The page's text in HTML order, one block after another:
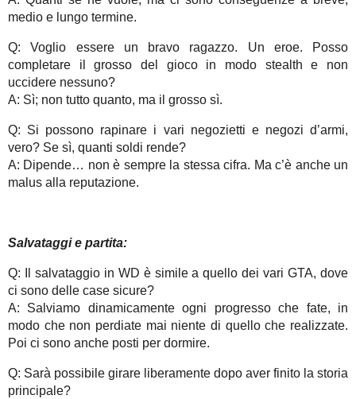
medio e lungo termine.
Q: Voglio essere un bravo ragazzo. Un eroe. Posso
completare il grosso del gioco in modo stealth e non
uccidere nessuno?
A: Sì; non tutto quanto, ma il grosso sì.
Q: Si possono rapinare i vari negozietti e negozi d’armi,
vero? Se sì, quanti soldi rende?
A: Dipende… non è sempre la stessa cifra. Ma c’è anche un
malus alla reputazione.
Salvataggi e partita:
Q: Il salvataggio in WD è simile a quello dei vari GTA, dove
ci sono delle case sicure?
A: Salviamo dinamicamente ogni progresso che fate, in
modo che non perdiate mai niente di quello che realizzate.
Poi ci sono anche posti per dormire.
Q: Sarà possibile girare liberamente dopo aver finito la storia
principale?